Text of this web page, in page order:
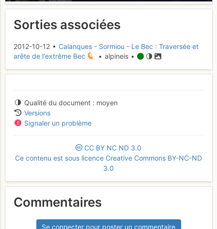
Sorties associées
2012-10-12 • Calanques - Sormiou - Le Bec : Traversée et
arête de l'extrême Bec
• alpineis •
Qualité du document
moyen
Versions
Signaler un problème
CC BY NC ND 3.0
Ce contenu est sous licence Creative Commons BY-NC-ND
3.0
Commentaires
Se connecter pour poster un commentaire